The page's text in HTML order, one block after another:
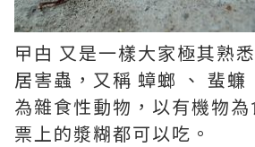
曱甴 又是一樣大家極其熟
居害蟲，又稱 蟑螂 、 蜚蠊
為雜食性動物，以有機物
票上的漿糊都可以吃。